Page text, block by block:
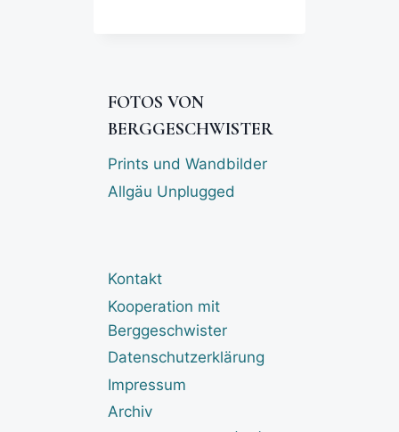
FOTOS VON
BERGGESCHWISTER
Prints und Wandbilder
Allgäu Unplugged
Kontakt
Kooperation mit
Berggeschwister
Datenschutzerklärung
Impressum
Archiv